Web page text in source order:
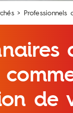
> Professionnels
de